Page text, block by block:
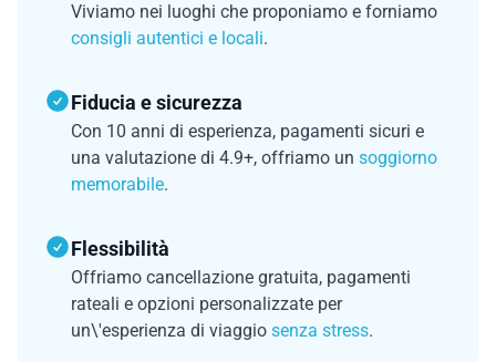
Viviamo nei luoghi che proponiamo e forniamo
consigli autentici e locali.
Fiducia e sicurezza
Con 10 anni di esperienza, pagamenti sicuri e
una valutazione di 4.9+, offriamo un soggiorno
memorabile.
Flessibilità
Offriamo cancellazione gratuita, pagamenti
rateali e opzioni personalizzate per
un\'esperienza di viaggio senza stress.